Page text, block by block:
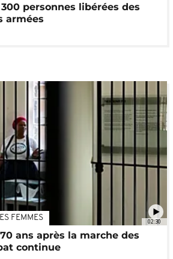
personnes libérées des
armées
02:30
FEMMES
ans après la marche des
continue